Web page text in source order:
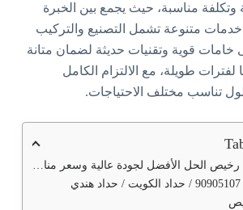
وتكلفة مناسبة، حيث يجمع بين الخبرة
خدمات متنوعة تشمل التصنيع والتركيب
خامات قوية وتقنيات حديثة لضمان متانة
لفترات طويلة، مع الالتزام الكامل
تناسب مختلف الاحتياجات.
رخيص الحل الأفضل لجودة عالية وسعر مناسب